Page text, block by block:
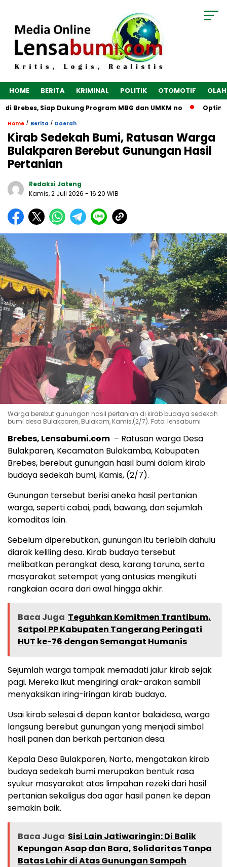
HOME BERITA KRIMINAL POLITIK OTOMOTIF
Brebes, Siap Dukung Program MBG dan UMKM no
Home / Berita / Daerah
Kirab Sedekah Bumi, Ratusan Warga
Bulakparen Berebut Gunungan Hasil
Pertanian
Redaksi Jateng
Kamis, 2 Juli 2026 - 16:20 WIB
Warga berebut gunungan hasil pertanian di kirab budaya sedekah
bumi desa Bulakparen, Bulakam, Kamis,(2/7). Foto: lensabumi
Brebes, Lensabumi.com – Ratusan warga Desa
Bulakparen, Kecamatan Bulakamba, Kabupaten
Brebes, berebut gunungan hasil bumi dalam kirab
budaya sedekah bumi, Kamis, (2/7).
Gunungan tersebut berisi aneka hasil pertanian
warga, seperti cabai, padi, bawang, dan sejumlah
komoditas lain.
Sebelum diperebutkan, gunungan itu terlebih dahulu
diarak keliling desa. Kirab budaya tersebut
melibatkan perangkat desa, karang taruna, serta
masyarakat setempat yang antusias mengikuti
rangkaian acara dari awal hingga akhir.
Baca Juga Teguhkan Komitmen Trantibum,
Satpol PP Kabupaten Tangerang Peringati
HUT ke-76 dengan Semangat Humanis
Sejumlah warga tampak memadati jalur kirab sejak
pagi. Mereka ikut mengiringi arak-arakan sambil
menyaksikan iring-iringan kirab budaya.
Usai kirab selesai di depan kantor balaidesa, warga
langsung berebut gunungan yang menjadi simbol
hasil panen dan berkah pertanian desa.
Kepala Desa Bulakparen, Narto, mengatakan kirab
budaya sedekah bumi merupakan bentuk rasa
syukur masyarakat atas limpahan rezeki dari hasil
pertanian sekaligus doa agar hasil panen ke depan
semakin baik.
Baca Juga Sisi Lain Jatiwaringin: Di Balik
Kepungan Asap dan Bara, Solidaritas Tanpa
Batas Lahir di Atas Gunungan Sampah